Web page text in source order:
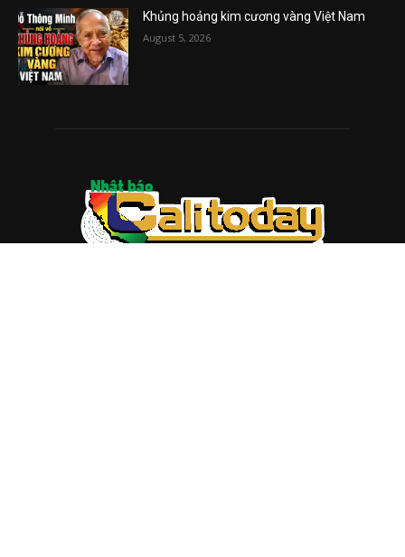
Khủng hoảng kim cương vàng Việt Nam
August 5, 2026